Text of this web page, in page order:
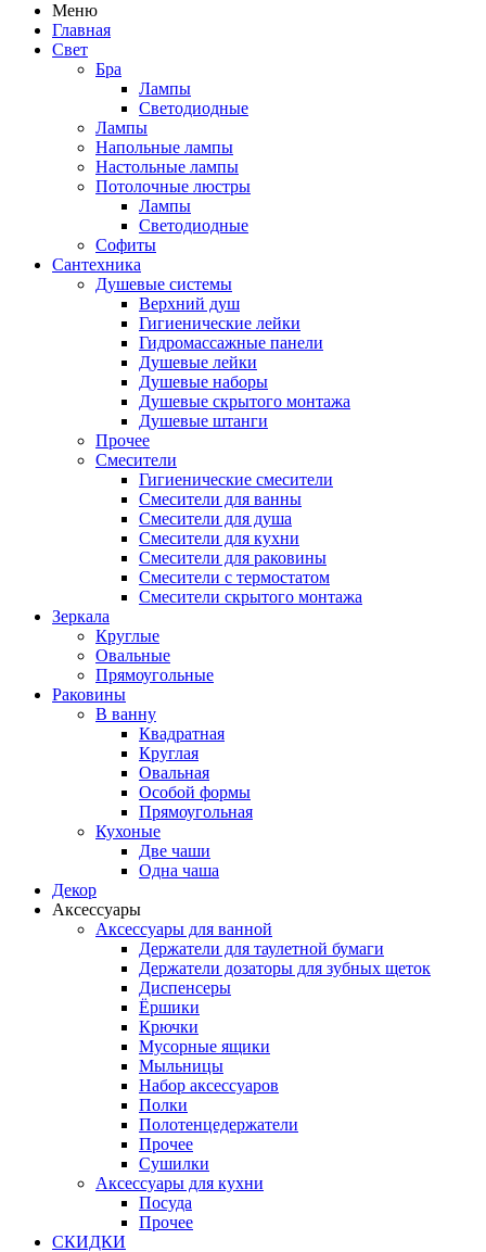
Меню
Главная
Свет
Бра
Лампы
Светодиодные
Лампы
Напольные лампы
Настольные лампы
Потолочные люстры
Лампы
Светодиодные
Софиты
Сантехника
Душевые системы
Верхний душ
Гигиенические лейки
Гидромассажные панели
Душевые лейки
Душевые наборы
Душевые скрытого монтажа
Душевые штанги
Прочее
Смесители
Гигиенические смесители
Смесители для ванны
Смесители для душа
Смесители для кухни
Смесители для раковины
Смесители с термостатом
Смесители скрытого монтажа
Зеркала
Круглые
Овальные
Прямоугольные
Раковины
В ванну
Квадратная
Круглая
Овальная
Особой формы
Прямоугольная
Кухоные
Две чаши
Одна чаша
Декор
Аксессуары
Аксессуары для ванной
Держатели для таулетной бумаги
Держатели дозаторы для зубных щеток
Диспенсеры
Ёршики
Крючки
Мусорные ящики
Мыльницы
Набор аксессуаров
Полки
Полотенцедержатели
Прочее
Сушилки
Аксессуары для кухни
Посуда
Прочее
СКИДКИ